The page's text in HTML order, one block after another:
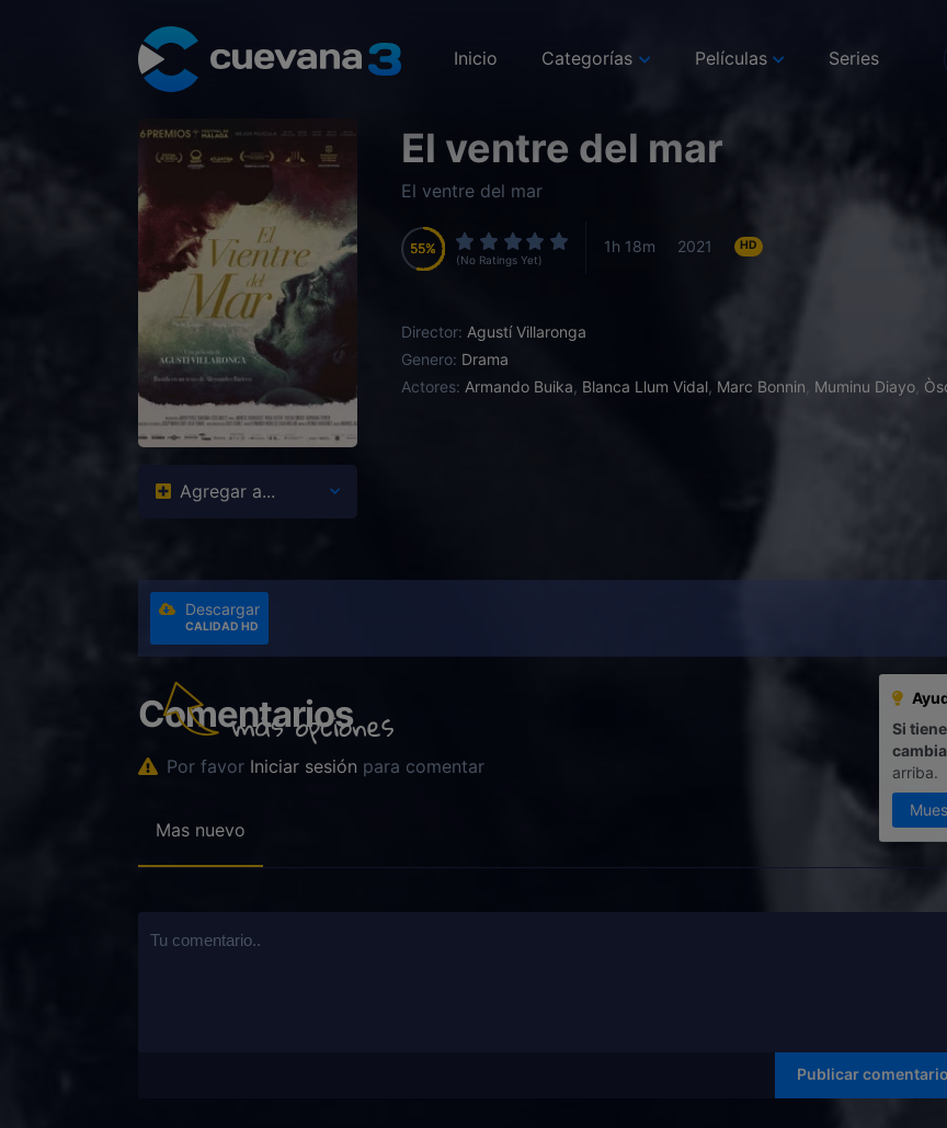
Inicio Categorías Películas Series
Agregar a...
El ventre del mar
El ventre del mar
55
55
55
55
(No Ratings Yet)
1h 18m 2021 HD
Director: Agustí Villaronga
Genero: Drama
Actores: Armando Buika, Blanca Llum Vidal, Marc Bonnin Muminu Diayo
Descargar
CALIDAD HD
Si
arriba.
Comentarios
Por favor Iniciar sesión para comentar
Mas nuevo